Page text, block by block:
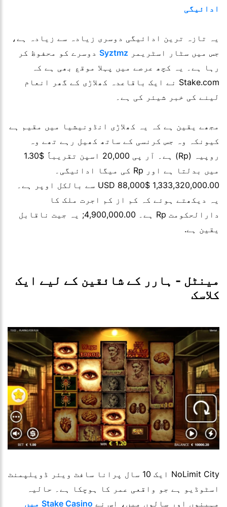
ادائیگی
یہ تازہ ترین ادائیگی دوسری زیادہ سے زیادہ ہے،
جس میں سٹار اسٹریمر Syztmz دوسرے کو محفوظ کر
رہا ہے۔ یہ کچھ عرصے میں پہلا موقع بھی ہے کہ
Stake.com نے ایک باقاعدہ کھلاڑی کے گھر انعام
لینے کی خبر شیئر کی ہے۔
مجھے یقین ہے کہ یہ کھلاڑی انڈونیشیا میں مقیم ہے
کیونکہ وہ جس کرنسی کے ساتھ کھیل رہے تھے وہ
روپیہ (Rp) ہے۔ آر پی 20,000 اسپن تقریباً $1.30
میں بدلتا ہے اور Rp کی میگا ادائیگی۔
1,333,320,000.00 $88,000 USD سے بالکل اوپر ہے۔
یہ دیکھتے ہوئے کہ کم از کم اجرت ملک کا
دارالحکومت Rp ہے۔ 4,900,000.00; یہ جیت ناقابل
یقین ہے.
مینٹل - ہارر کے شائقین کے لیے ایک
کلاسک
NoLimit City ایک 10 سال پرانا سافٹ ویئر ڈویلپمنٹ
اسٹوڈیو ہے جو واقعی عمر کا ہوچکا ہے۔ حالیہ
مہینوں اور سالوں میں، اس نے
Stake Casino میں